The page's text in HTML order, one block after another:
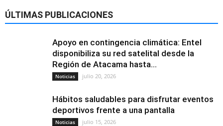
ÚLTIMAS PUBLICACIONES
Apoyo en contingencia climática: Entel
disponibiliza su red satelital desde la
Región de Atacama hasta...
Noticias julio 20, 2026
Hábitos saludables para disfrutar eventos
deportivos frente a una pantalla
Noticias julio 15, 2026